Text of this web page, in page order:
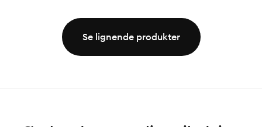
Se lignende produkter